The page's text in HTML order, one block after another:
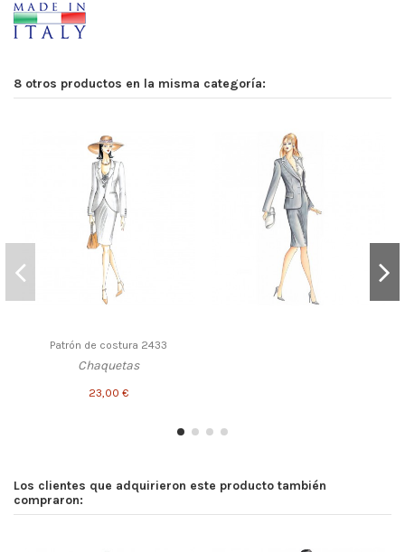
8 otros productos en la misma categoría:
Patrón de costura 2433
Chaquetas
23,00 €
Los clientes que adquirieron este producto también
compraron: